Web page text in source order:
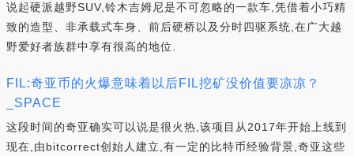
说起硬派越野SUV,铃木吉姆尼是不可忽略的一款车,凭借着小巧精
致的造型、非承载式车身、前后硬桥以及分时四驱系统,在广大越
野爱好者族群中享有很高的地位.
FIL:奇亚币的火爆意味着以后FIL挖矿没价值要凉凉？
_SPACE
这段时间的奇亚确实可以说是很火热,该项目从2017年开始上线到
现在,由bitcorrect创始人建立,有一定的比特币经验背景,奇亚这些